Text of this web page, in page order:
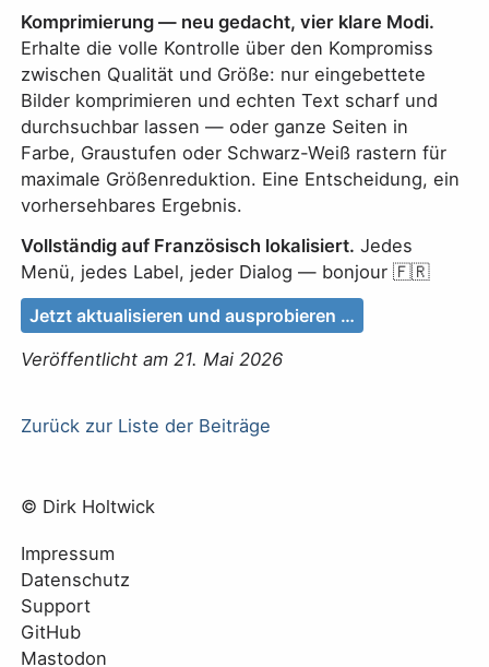
Komprimierung — neu gedacht, vier klare Modi.
Erhalte die volle Kontrolle über den Kompromiss
zwischen Qualität und Größe: nur eingebettete
Bilder komprimieren und echten Text scharf und
durchsuchbar lassen — oder ganze Seiten in
Farbe, Graustufen oder Schwarz-Weiß rastern für
maximale Größenreduktion. Eine Entscheidung, ein
vorhersehbares Ergebnis.
Vollständig auf Französisch lokalisiert. Jedes
Menü, jedes Label, jeder Dialog — bonjour 🇫🇷
Jetzt aktualisieren und ausprobieren …
Veröffentlicht am 21. Mai 2026
Zurück zur Liste der Beiträge
© Dirk Holtwick
Impressum
Datenschutz
Support
GitHub
Mastodon